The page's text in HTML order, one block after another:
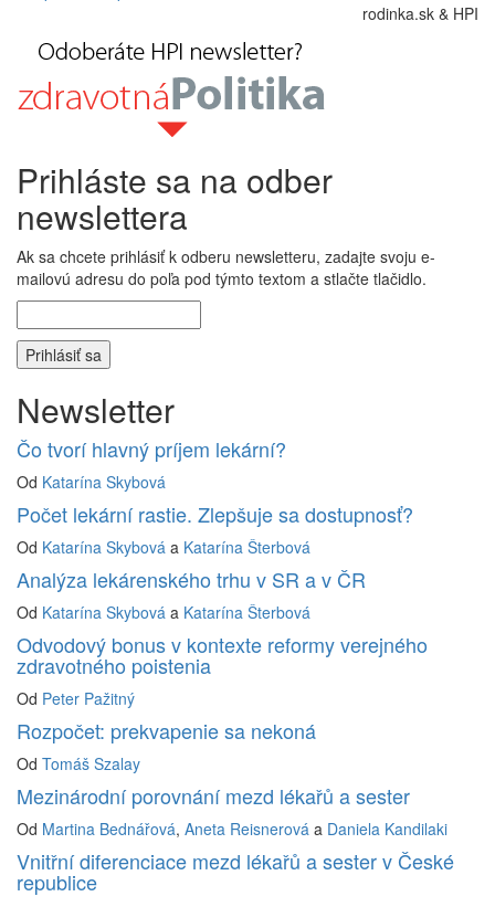
rodinka.sk & HPI
Prihláste sa na odber
newslettera
Ak sa chcete prihlásiť k odberu newsletteru, zadajte svoju e-
mailovú adresu do poľa pod týmto textom a stlačte tlačidlo.
Newsletter
Čo tvorí hlavný príjem lekární?
Od Katarína Skybová
Počet lekární rastie. Zlepšuje sa dostupnosť?
Od Katarína Skybová a Katarína Šterbová
Analýza lekárenského trhu v SR a v ČR
Od Katarína Skybová a Katarína Šterbová
Odvodový bonus v kontexte reformy verejného
zdravotného poistenia
Od Peter Pažitný
Rozpočet: prekvapenie sa nekoná
Od Tomáš Szalay
Mezinárodní porovnání mezd lékařů a sester
Od Martina Bednářová, Aneta Reisnerová a Daniela Kandilaki
Vnitřní diferenciace mezd lékařů a sester v České
republice